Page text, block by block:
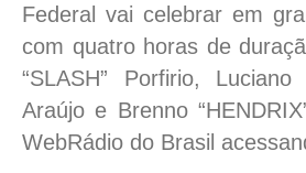
Federal vai celebrar em
com quatro horas de
“SLASH” Porfirio, Luciano
Araújo e Brenno
WebRádio do Brasil